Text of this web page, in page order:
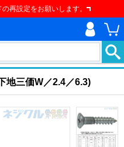
再設定をお願いします。
地三価W／2.4／6.3)